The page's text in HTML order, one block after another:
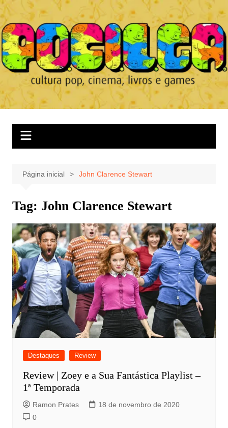
Ir
para
o
conteúdo
Página inicial John Clarence Stewart
Tag: John Clarence Stewart
Destaques Review
Review | Zoey e a Sua Fantástica Playlist –
1ª Temporada
Ramon Prates
18 de novembro de 2020
0